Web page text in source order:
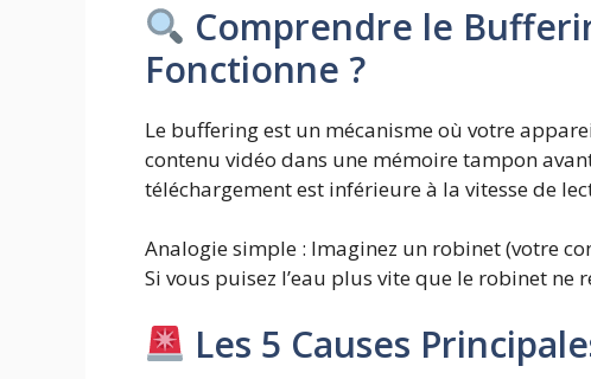
Comprendre le
Fonctionne ?
Le buffering est un mécanisme où votre
contenu vidéo dans une mémoire tampon
téléchargement est inférieure à la vitesse de
Analogie simple : Imaginez un robinet (votre
Si vous puisez l’eau plus vite que le robinet
Les 5 Causes